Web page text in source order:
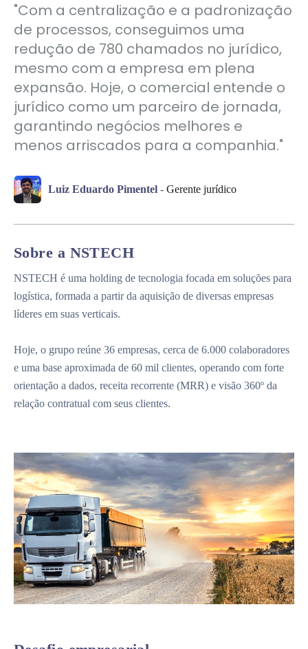
"Com a centralização e a padronização
de processos, conseguimos uma
redução de 780 chamados no jurídico,
mesmo com a empresa em plena
expansão. Hoje, o comercial entende o
jurídico como um parceiro de jornada,
garantindo negócios melhores e
menos arriscados para a companhia."
Luiz Eduardo Pimentel - Gerente jurídico
Sobre a NSTECH
NSTECH é uma holding de tecnologia focada em soluções para
logística, formada a partir da aquisição de diversas empresas
líderes em suas verticais.
Hoje, o grupo reúne 36 empresas, cerca de 6.000 colaboradores
e uma base aproximada de 60 mil clientes, operando com forte
orientação a dados, receita recorrente (MRR) e visão 360º da
relação contratual com seus clientes.